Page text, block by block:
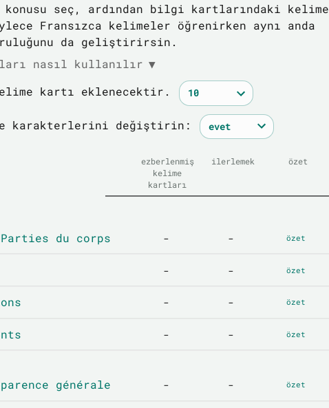
konusu seç, ardından bilgi kartlarındaki kelime
Fransızca kelimeler öğrenirken aynı anda
da geliştirirsin.
nasıl kullanılır ▼
kartı eklenecektir.
karakterlerini değiştirin:
ezberlenmiş
kelime
kartları
ilerlemek özet
du corps - - özet
- - özet
- - özet
- - özet
générale - - özet